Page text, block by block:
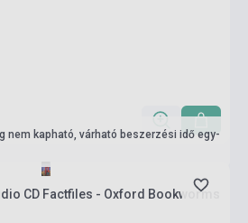
nem kapható, várható beszerzési idő egy-
CD Factfiles - Oxford Bookworms